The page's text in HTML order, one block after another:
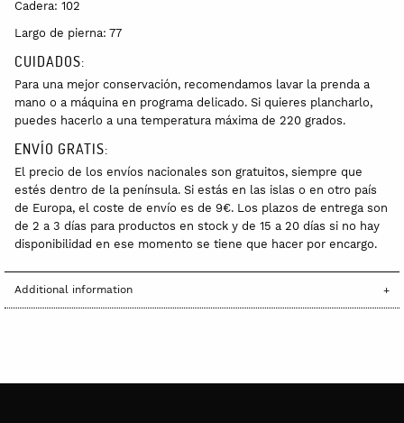
Cadera: 102
Largo de pierna: 77
CUIDADOS:
Para una mejor conservación, recomendamos lavar la prenda a
mano o a máquina en programa delicado. Si quieres plancharlo,
puedes hacerlo a una temperatura máxima de 220 grados.
ENVÍO GRATIS:
El precio de los envíos nacionales son gratuitos, siempre que
estés dentro de la península. Si estás en las islas o en otro país
de Europa, el coste de envío es de 9€. Los plazos de entrega son
de 2 a 3 días para productos en stock y de 15 a 20 días si no hay
disponibilidad en ese momento se tiene que hacer por encargo.
Additional information